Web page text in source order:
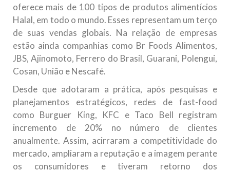
oferece mais de 100 tipos de produtos alimentícios
Halal, em todo o mundo. Esses representam um terço
de suas vendas globais. Na relação de empresas
estão ainda companhias como Br Foods Alimentos,
JBS, Ajinomoto, Ferrero do Brasil, Guarani, Polengui,
Cosan, União e Nescafé.
Desde que adotaram a prática, após pesquisas e
planejamentos estratégicos, redes de fast-food
como Burguer King, KFC e Taco Bell registram
incremento de 20% no número de clientes
anualmente. Assim, acirraram a competitividade do
mercado, ampliaram a reputação e a imagem perante
os consumidores e tiveram retorno dos